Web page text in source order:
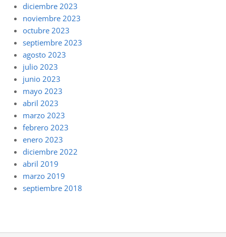
diciembre 2023
noviembre 2023
octubre 2023
septiembre 2023
agosto 2023
julio 2023
junio 2023
mayo 2023
abril 2023
marzo 2023
febrero 2023
enero 2023
diciembre 2022
abril 2019
marzo 2019
septiembre 2018